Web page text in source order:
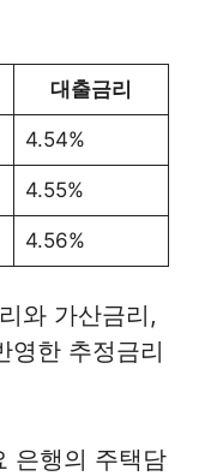
대출금리
4.54%
4.55%
4.56%
와 가산금리,
영한 추정금리
은행의 주택담